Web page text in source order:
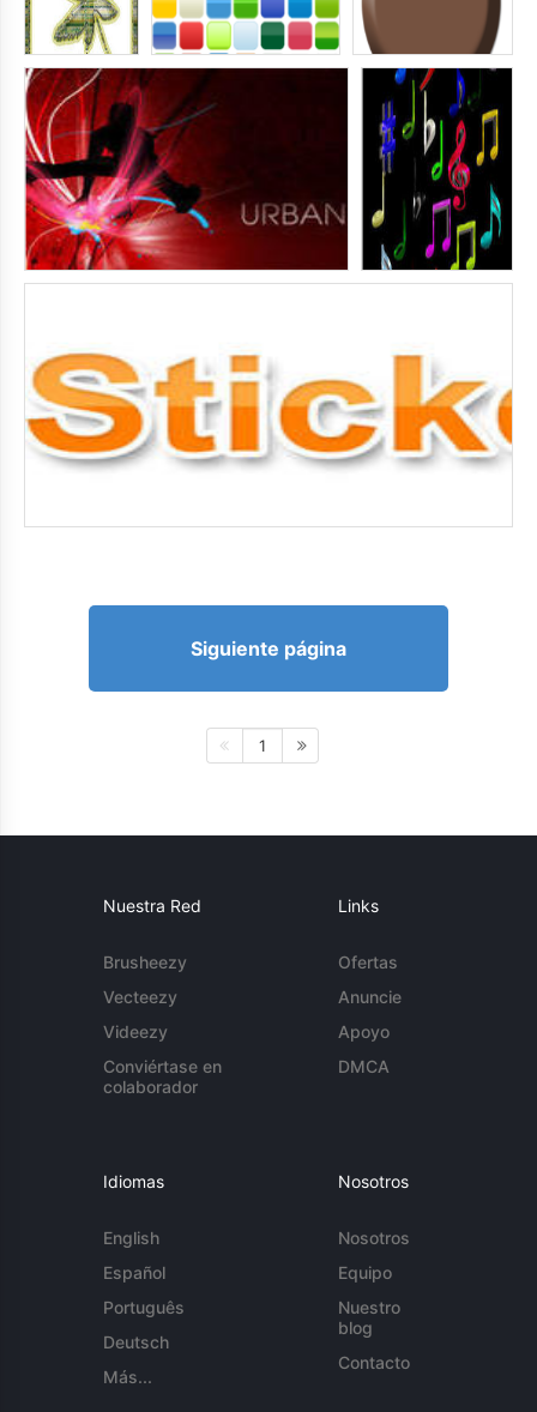
Siguiente página
1
Nuestra Red
Brusheezy
Vecteezy
Videezy
Conviértase en
colaborador
Links
Ofertas
Anuncie
Apoyo
DMCA
Idiomas
English
Español
Português
Deutsch
Más...
Nosotros
Nosotros
Equipo
Nuestro
blog
Contacto